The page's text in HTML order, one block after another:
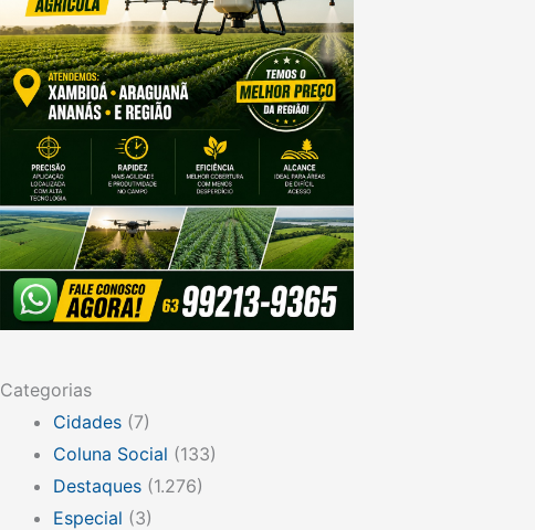
Categorias
Cidades (7)
Coluna Social (133)
Destaques (1.276)
Especial (3)